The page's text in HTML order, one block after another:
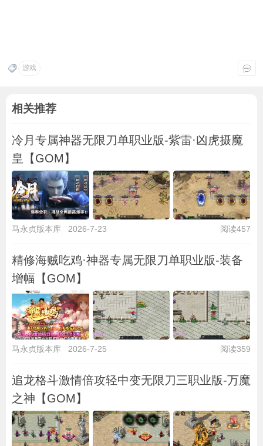
游戏
相关推荐
冷月专属神器无限刀单职业版-紫雷·凶虎摄魔
皇【GOM】
马永贞版本库 2026-7-23 阅读457
精修海贼吃鸡·神器专属无限刀单职业版-装备
增幅【GOM】
马永贞版本库 2026-7-25 阅读359
追龙格斗激情倍攻轻中变无限刀三职业版-万魔
之神【GOM】